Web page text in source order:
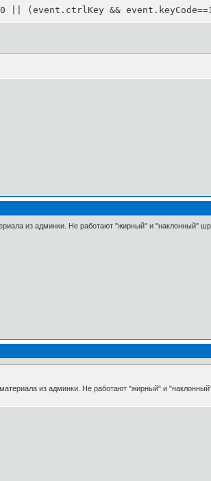
|| (event.ctrlKey &&
из админки. Не работают "жирный" и "наклонный"
из админки. Не работают "жирный" и